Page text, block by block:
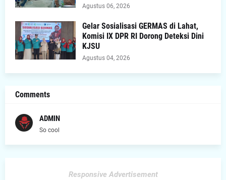
Agustus 06, 2026
Gelar Sosialisasi GERMAS di Lahat,
Komisi IX DPR RI Dorong Deteksi Dini
KJSU
Agustus 04, 2026
Comments
ADMIN
So cool
Responsive Advertisement